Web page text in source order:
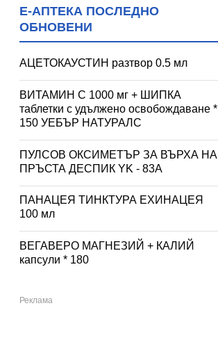
Е-АПТЕКА ПОСЛЕДНО
ОБНОВЕНИ
АЦЕТОКАУСТИН разтвор 0.5 мл
ВИТАМИН С 1000 мг + ШИПКА
таблетки с удължено освобождаване *
150 УЕБЪР НАТУРАЛС
ПУЛСОВ ОКСИМЕТЪР ЗА ВЪРХА НА
ПРЪСТА ДЕСПИК YK - 83A
ПАНАЦЕЯ ТИНКТУРА ЕХИНАЦЕЯ
100 мл
ВЕГАВЕРО МАГНЕЗИЙ + КАЛИЙ
капсули * 180